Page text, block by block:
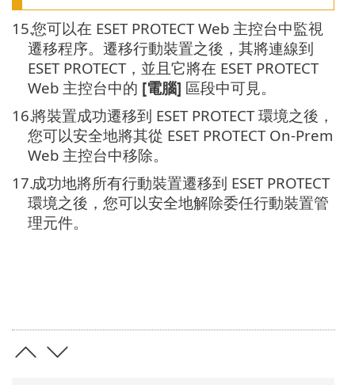
15.您可以在 ESET PROTECT Web 主控台中監視
遷移程序。遷移行動裝置之後，其將連線到
ESET PROTECT，並且它將在 ESET PROTECT
Web 主控台中的 [電腦] 區段中可見。
16.將裝置成功遷移到 ESET PROTECT 環境之後，
您可以安全地將其從 ESET PROTECT On-Prem
Web 主控台中移除。
17.成功地將所有行動裝置遷移到 ESET PROTECT
環境之後，您可以安全地解除委任行動裝置管
理元件。